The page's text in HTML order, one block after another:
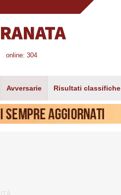
online: 304
Avversarie Risultati classifiche